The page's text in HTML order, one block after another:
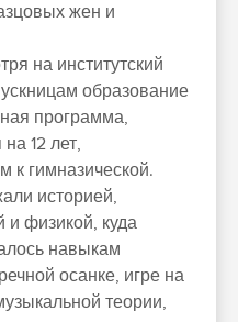
жен и
на институтский
образование
программа,
12 лет,
к гимназической.
историей,
и физикой, куда
навыкам
осанке, игре на
теории,